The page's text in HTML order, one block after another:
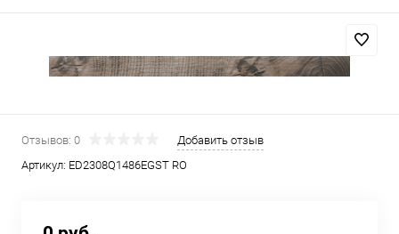
Отзывов: 0
Добавить отзыв
Артикул: ED2308Q1486EGST RO